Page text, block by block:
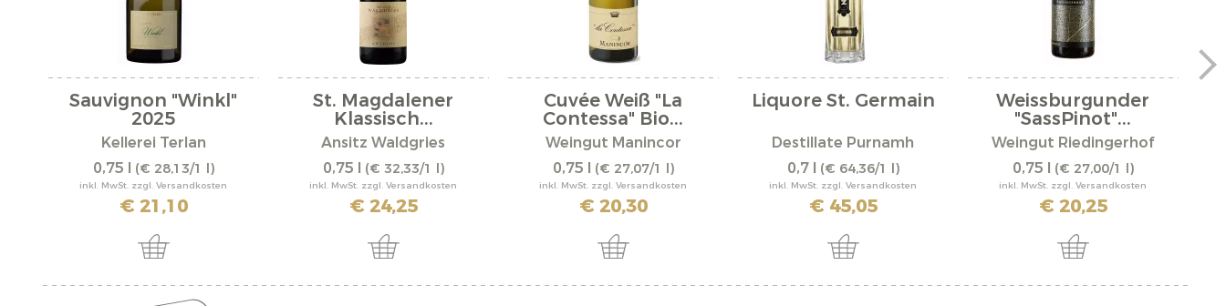
Sauvignon "Winkl"
2025
Kellerei Terlan
0,75 l (€ 28,13/1 l)
inkl. MwSt. zzgl. Versandkosten
€ 21,10
St. Magdalener
Klassisch...
Ansitz Waldgries
0,75 l (€ 32,33/1 l)
inkl. MwSt. zzgl. Versandkosten
€ 24,25
Cuvée Weiß "La
Contessa" Bio...
Weingut Manincor
0,75 l (€ 27,07/1 l)
inkl. MwSt. zzgl. Versandkosten
€ 20,30
Liquore St. Germain
Destillate Purnamh
0,7 l (€ 64,36/1 l)
inkl. MwSt. zzgl. Versandkosten
€ 45,05
Weissburgunder
"SassPinot"...
Weingut Riedingerhof
0,75 l (€ 27,00/1 l)
inkl. MwSt. zzgl. Versandkosten
€ 20,25